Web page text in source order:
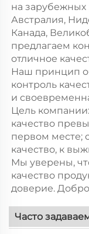
на зарубежных
Австралия,
Канада,
предлагаем
отличное
Наш принцип
контроль
и
Цель
качество
первом месте;
качество, к
Мы уверены,
качество
доверие.
Часто